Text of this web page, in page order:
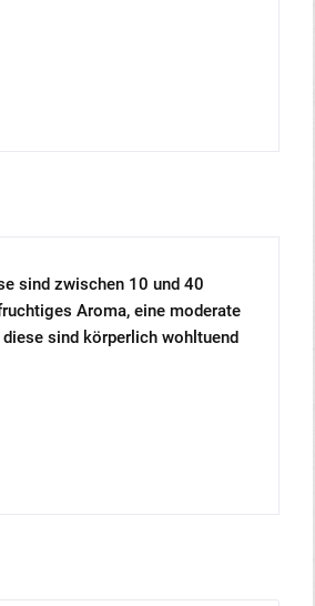
sind zwischen 10 und 40
Aroma, eine moderate
sind körperlich wohltuend